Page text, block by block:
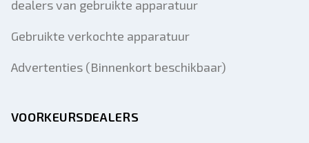
dealers van gebruikte apparatuur
Gebruikte verkochte apparatuur
Advertenties (Binnenkort beschikbaar)
VOORKEURSDEALERS